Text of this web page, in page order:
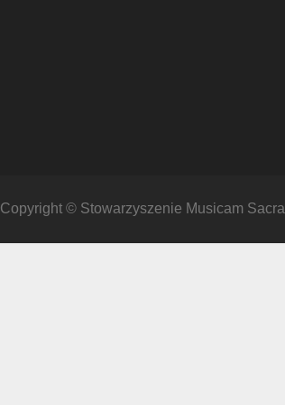
Copyright © Stowarzyszenie Musicam